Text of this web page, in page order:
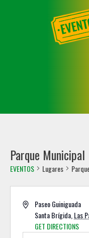
Parque Municipal
EVENTOS Lugares
Paseo Guiniguada
Santa Brígida Las
GET DIRECTIONS